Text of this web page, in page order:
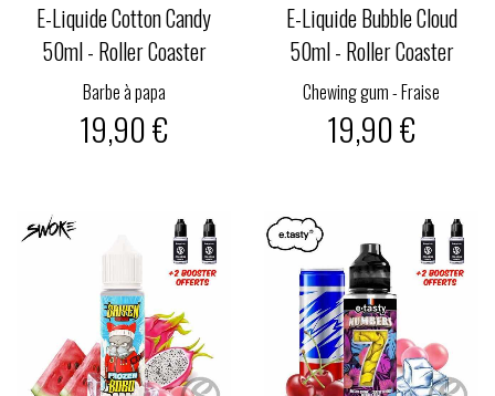
E-Liquide Cotton Candy
50ml - Roller Coaster
Barbe à papa
19,90 €
E-Liquide Bubble Cloud
50ml - Roller Coaster
Chewing gum - Fraise
19,90 €